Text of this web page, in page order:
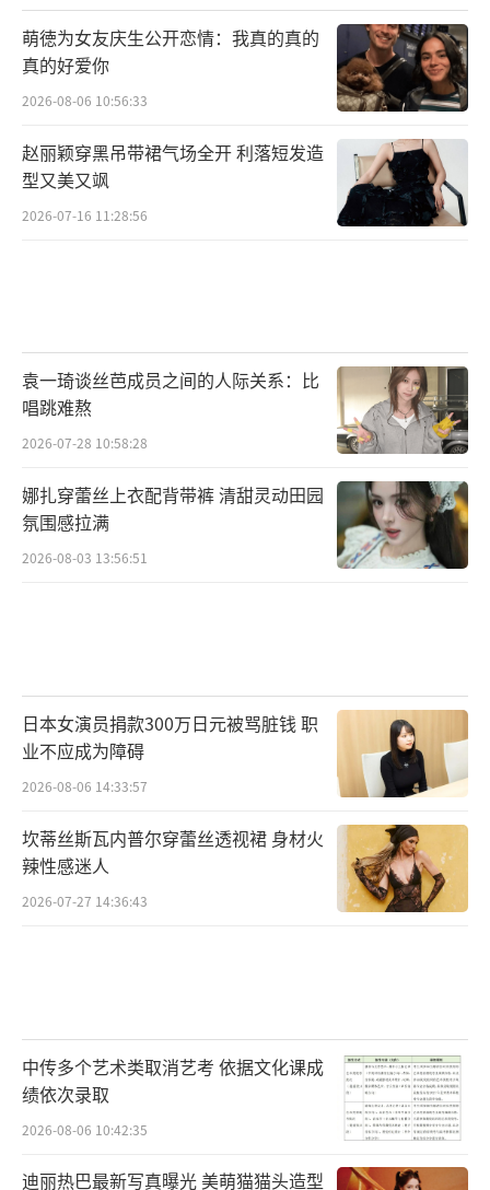
萌徳为女友庆生公开恋情：我真的真的
真的好爱你
2026-08-06 10:56:33
赵丽颖穿黑吊带裙气场全开 利落短发造
型又美又飒
2026-07-16 11:28:56
袁一琦谈丝芭成员之间的人际关系：比
唱跳难熬
2026-07-28 10:58:28
娜扎穿蕾丝上衣配背带裤 清甜灵动田园
氛围感拉满
2026-08-03 13:56:51
日本女演员捐款300万日元被骂脏钱 职
业不应成为障碍
2026-08-06 14:33:57
坎蒂丝斯瓦内普尔穿蕾丝透视裙 身材火
辣性感迷人
2026-07-27 14:36:43
中传多个艺术类取消艺考 依据文化课成
绩依次录取
2026-08-06 10:42:35
迪丽热巴最新写真曝光 美萌猫猫头造型